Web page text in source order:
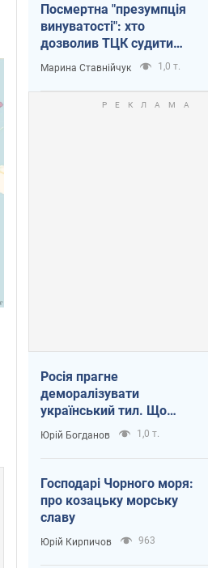
Посмертна "презумпція
винуватості": хто
дозволив ТЦК судити
загиблих захисників
Марина Ставнійчук 1,0 т.
Росія прагне
деморалізувати
український тил. Що
варто собі нагадати
Юрій Богданов 1,0 т.
Господарі Чорного моря:
про козацьку морську
славу
Юрій Кирпичов 963